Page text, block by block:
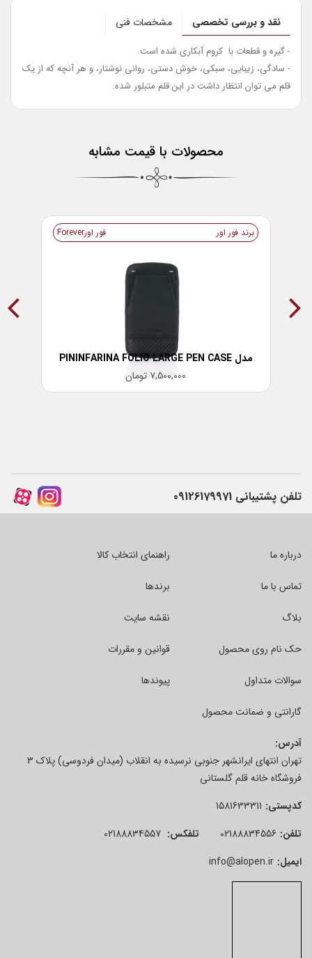
نقد و بررسی تخصصی مشخصات فنی
- گیره و قطعات با کروم آبکاری شده است.
- سادگی، زیبایی، سبکی، خوش دستی، روانی نوشتار، و هر آنچه که از یک
قلم می توان انتظار داشت در این قلم متبلور شده.
محصولات با قیمت مشابه
برند فور اور فور اورForever
مدل PININFARINA FOLIO LARGE PEN CASE
۷,۵۰۰,۰۰۰ تومان
تلفن پشتیبانی 09126179971
درباره ما
تماس با ما
بلاگ
حک نام روی محصول
سوالات متداول
گارانتی و ضمانت محصول
راهنمای انتخاب کالا
برندها
نقشه سایت
قوانین و مقررات
پیوندها
آدرس:
تهران انتهای ایرانشهر جنوبی نرسیده به انقلاب (میدان فردوسی) پلاک 3
فروشگاه خانه قلم گلستانی
کدپستی: 1581633311
تلفن: 02188834556 تلفکس: 02188834557
ایمیل: info@alopen.ir